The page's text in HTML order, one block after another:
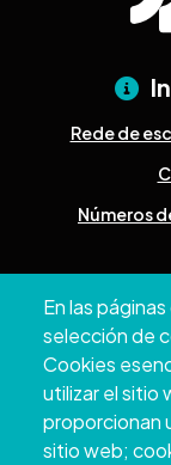
En las
selección de
Cookies
utilizar el sitio
proporcionan
sitio web;
Rede de
Números